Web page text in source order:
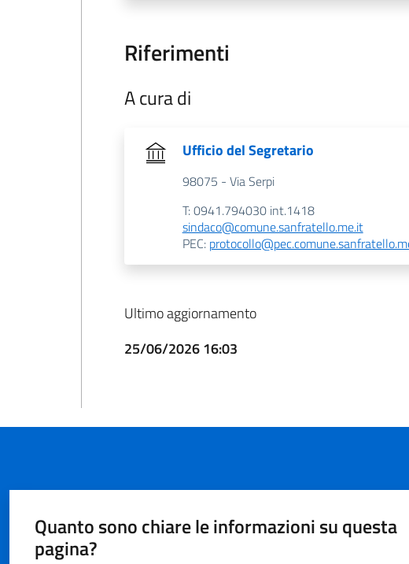
Riferimenti
A cura di
Ufficio del Segretario
98075 - Via Serpi
T: 0941.794030 int.1418
sindaco@comune.sanfratello.me.it
PEC:
Ultimo aggiornamento
25/06/2026 16:03
Quanto sono chiare le informazioni su questa
pagina?